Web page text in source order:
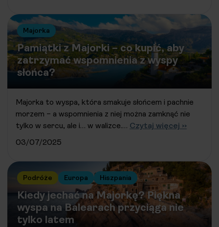
Majorka
Pamiątki z Majorki – co kupić, aby
zatrzymać wspomnienia z wyspy
słońca?
Majorka to wyspa, która smakuje słońcem i pachnie
morzem – a wspomnienia z niej można zamknąć nie
tylko w sercu, ale i… w walizce.… Czytaj więcej ››
03/07/2025
Podróże Europa Hiszpania
Kiedy jechać na Majorkę? Piękna
wyspa na Balearach przyciąga nie
tylko latem